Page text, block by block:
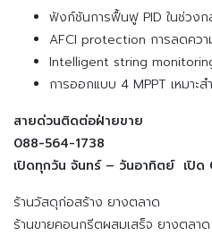
ฟังก์ชันการฟื้นฟู PID ในช่วงก
AFCI protection การลดควา
Intelligent string
การออกแบบ 4 MPPT เหมาะ
สายด่วนติดต่อฝ่ายขาย
088-564-1738
เปิดทุกวัน จันทร์ – วันอาทิตย์ เปิด
ร้านวัสดุก่อสร้าง ยางตลาด
ร้านขายคอนกรีตผสมเสร็จ ยางตลาด